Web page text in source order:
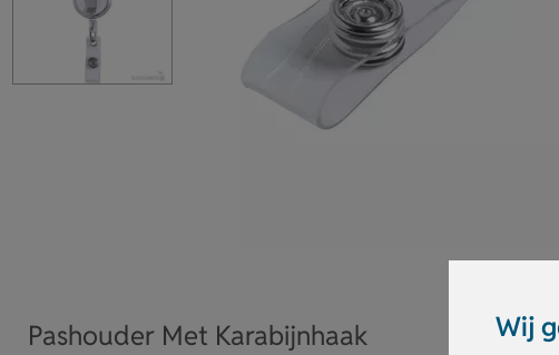
Wij
Pashouder Met Karabijnhaak